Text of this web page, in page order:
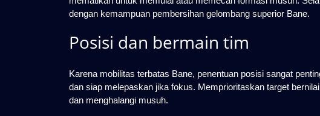
dengan kemampuan pembersihan gelombang superior Bane.
Posisi dan bermain tim
Karena mobilitas terbatas Bane, penentuan posisi sangat
dan siap melepaskan jika fokus. Memprioritaskan target
dan menghalangi musuh.